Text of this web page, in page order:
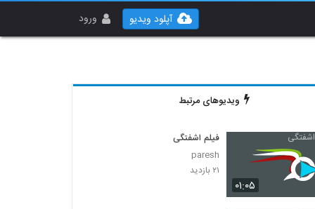
ورود آپلود ویدیو
ویدیوهای مرتبط
۰۱:۰۵
فیلم اشفتگی
paresh
۲۱ بازدید